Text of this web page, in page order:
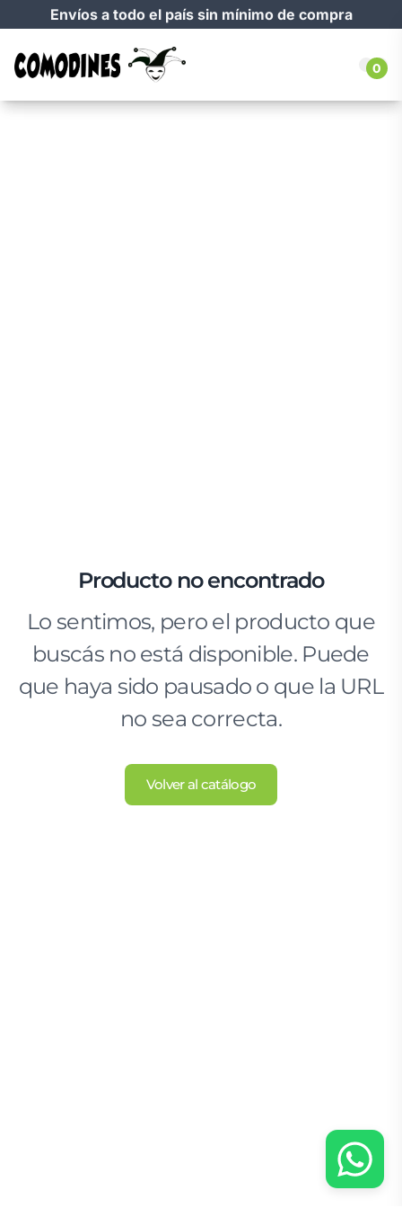
Envíos a todo el país sin mínimo de compra
0
Producto no encontrado
Lo sentimos, pero el producto que
buscás no está disponible. Puede
que haya sido pausado o que la URL
no sea correcta.
Volver al catálogo